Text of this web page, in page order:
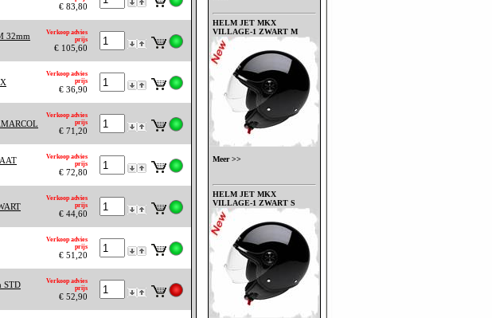
€ 83,80
32mm
Verkoop advies
prijs
€ 105,60
Verkoop advies
prijs
€ 36,90
Verkoop advies
prijs
€ 71,20
Verkoop advies
prijs
€ 72,80
Verkoop advies
prijs
€ 44,60
Verkoop advies
prijs
€ 51,20
STD
Verkoop advies
prijs
€ 52,90
HELM JET MKX
VILLAGE-1 ZWART M
Meer >>
HELM JET MKX
VILLAGE-1 ZWART S